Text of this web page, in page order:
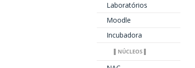
Laboratórios
Moodle
Incubadora
▌NÚCLEOS ▌